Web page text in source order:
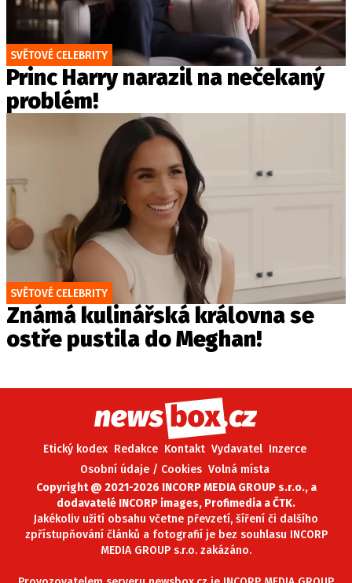
SVĚTOVÉ CELEBRITY
Princ Harry narazil na nečekaný
problém!
SVĚTOVÉ CELEBRITY
Známá kulinářská královna se
ostře pustila do Meghan!
Etický kodex Redakce Kontakt Vydavatel Inzerce
Osobní údaje / Cookies Volná místa
Copyright @ 2021-2026 INCORP MEDIA GROUP s.r.o., a
dodavatelé INCORP images, Profimedia a ČTK.
Jakékoliv užití obsahu včetne převzetí, šíření či dalšího
zpřístupňování článků a fotografií je bez souhlasu INCORP
MEDIA GROUP s.r.o. zakázáno.